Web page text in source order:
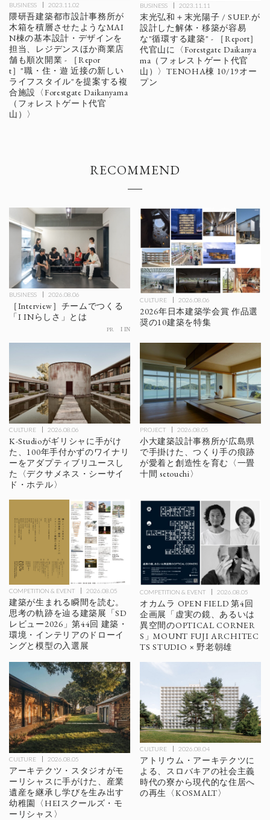
BUSINESS 2023.11.02
隈研吾建築都市設計事務所が
木箱を積層させたようなMAI
N棟の基本設計・デザインを
担当、レジデンスほか商業店
舗も順次開業 - ［Repor
t］"職・住・遊 近接の新しい
ライフスタイル"を提案する複
合施設〈Forestgate Daikanyama
（フォレストゲート代官
山）〉
BUSINESS 2023.11.11
末光弘和＋末光陽子 / SUEP.が
設計した解体・移築が容易
な"循環する建築" - ［Report］
代官山に〈Forestgate Daikanya
ma（フォレストゲート代官
山）〉TENOHA棟 10/19オー
プン
RECOMMEND
BUSINESS 2026.08.06
［Interview］チームでつくる
「I INらしさ」とは
PR I IN
CULTURE 2026.08.06
2026年日本建築学会賞 作品選
奨の10建築を特集
CULTURE 2026.08.06
K-Studioがギリシャに手がけ
た、100年手付かずのワイナリ
ーをアダプティブリユースし
た〈デクサメネス・シーサイ
ド・ホテル〉
PROJECT 2026.08.05
小大建築設計事務所が広島県
で手掛けた、つくり手の痕跡
が愛着と創造性を育む〈一畳
十間 setouchi〉
COMPETITION & EVENT 2026.08.05
建築が生まれる瞬間を読む。
思考の軌跡を辿る建築展「SD
レビュー2026」第44回 建築・
環境・インテリアのドローイ
ングと模型の入選展
COMPETITION & EVENT 2026.08.05
オカムラ OPEN FIELD 第4回
企画展「虚実の鏡、あるいは
異空間のOPTICAL CORNER
S」MOUNT FUJI ARCHITEC
TS STUDIO × 野老朝雄
CULTURE 2026.08.05
アーキテクツ・スタジオがモ
ーリシャスに手がけた、産業
遺産を継承し学びを生み出す
幼稚園〈HEIスクールズ・モ
ーリシャス〉
CULTURE 2026.08.04
アトリウム・アーキテクツに
よる、スロバキアの社会主義
時代の寮から現代的な住居へ
の再生〈KOSMALT〉